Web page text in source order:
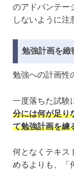
のアドバンテー
しないように注
勉強計画を緻
勉強への計画性
一度落ちた試験
分には何が足り
て勉強計画を練
何となくテキス
めるよりも、「